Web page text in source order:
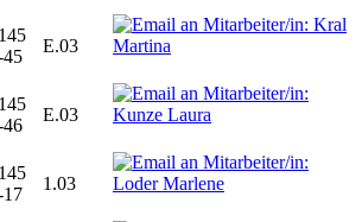
45
E.03
46
E.03
17
1.03